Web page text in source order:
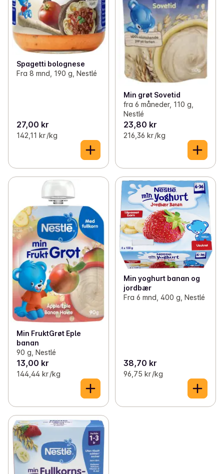
Spagetti bolognese
Fra 8 mnd, 190 g, Nestlé
27,00 kr
142,11 kr /kg
Min grøt Sovetid
fra 6 måneder, 110 g,
Nestlé
23,80 kr
216,36 kr /kg
Min FruktGrøt Eple
banan
90 g, Nestlé
13,00 kr
144,44 kr /kg
Min yoghurt banan og
jordbær
Fra 6 mnd, 400 g, Nestlé
38,70 kr
96,75 kr /kg